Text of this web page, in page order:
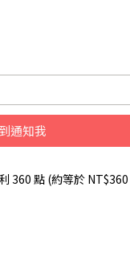
通知我
360 點 (約等於 NT$360